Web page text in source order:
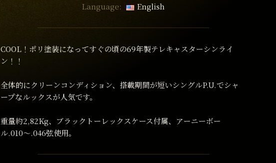
Language: English
COOL！ポリ塗装になってすぐの頃の69年製テレキャスターシンライ
ン！！
全体的にクリーンコンディション、搭載期間が短いシングルP.U.でシャ
ープなルックスが人気です。
重量約2,82Kg、ブラックトーレックスケース付属、アーニーボー
ル.010〜.046弦使用。